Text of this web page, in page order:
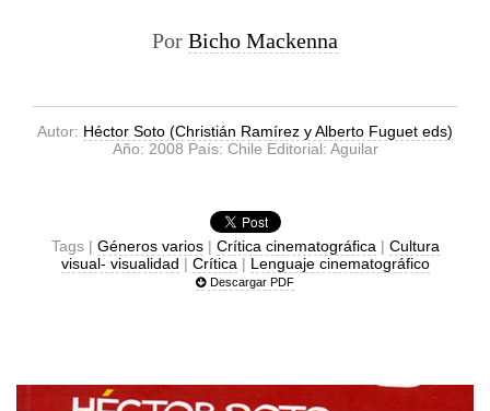
Por Bicho Mackenna
Autor: Héctor Soto (Christián Ramírez y Alberto Fuguet eds)
Año: 2008 País: Chile Editorial: Aguilar
Tags | Géneros varios| Crítica cinematográfica | Cultura
visual- visualidad | Crítica | Lenguaje cinematográfico
Descargar PDF